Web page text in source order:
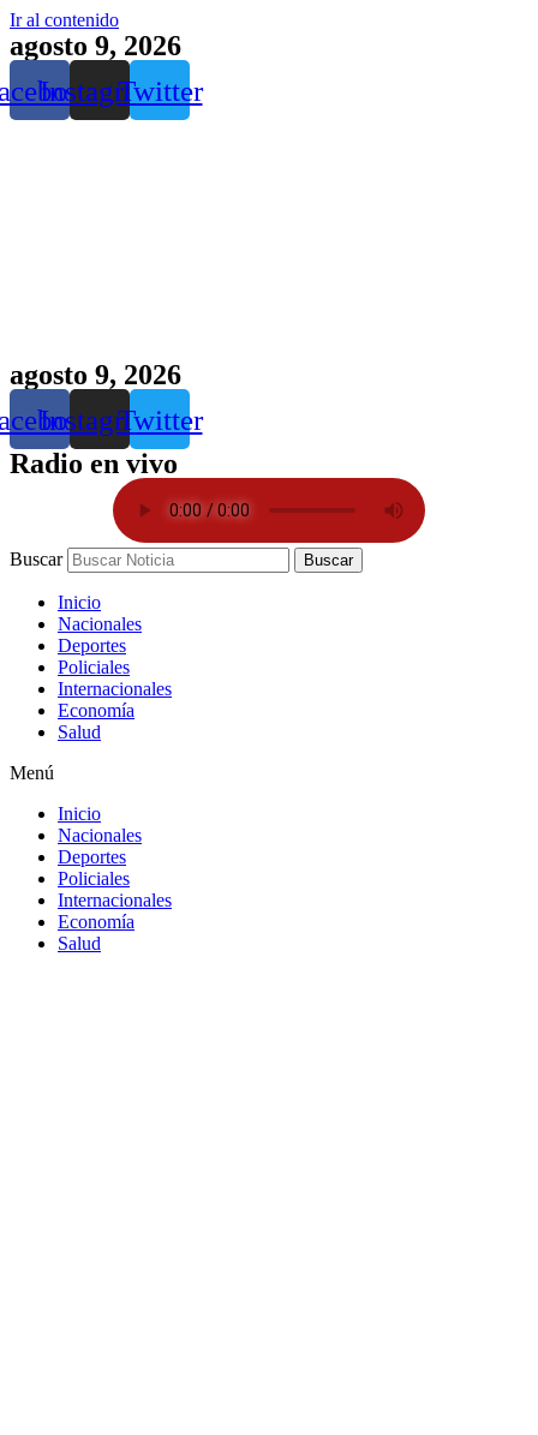
Ir al contenido
agosto 9, 2026
InstagramTwitter
agosto 9, 2026
InstagramTwitter
Radio en vivo
Buscar Buscar
Inicio
Nacionales
Deportes
Policiales
Internacionales
Economía
Salud
Menú
Inicio
Nacionales
Deportes
Policiales
Internacionales
Economía
Salud